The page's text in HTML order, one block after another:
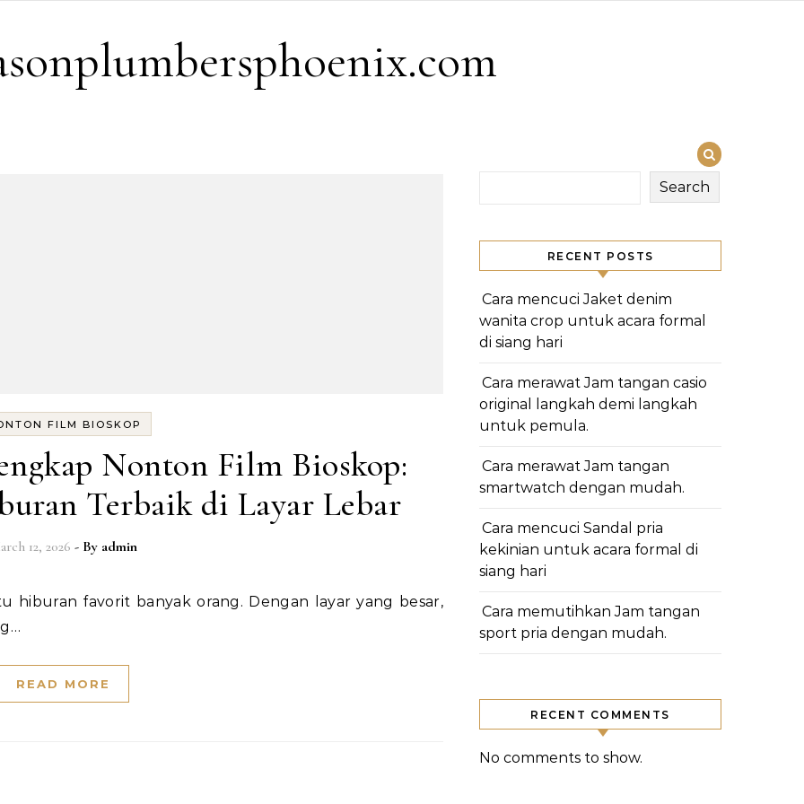
FILM BIOSKOP
Nonton Film Bioskop:
Terbaik di Layar Lebar
12, 2026 - By admin
READ MORE
Search
RECENT POSTS
Cara mencuci Jaket denim
wanita crop untuk acara formal
di siang hari
Cara merawat Jam tangan casio
original langkah demi langkah
untuk pemula.
Cara merawat Jam tangan
smartwatch dengan mudah.
Cara mencuci Sandal pria
kekinian untuk acara formal di
siang hari
Cara memutihkan Jam tangan
sport pria dengan mudah.
RECENT COMMENTS
No comments to show.